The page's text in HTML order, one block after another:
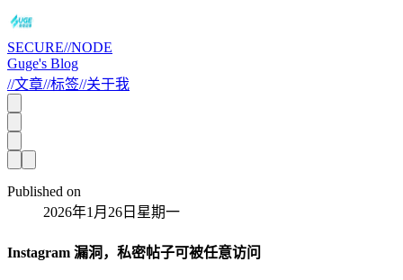
SECURE//NODE
Guge's Blog
//文章//标签//关于我
Published on
2026年1月26日星期一
Instagram 漏洞，私密帖子可被任意访问